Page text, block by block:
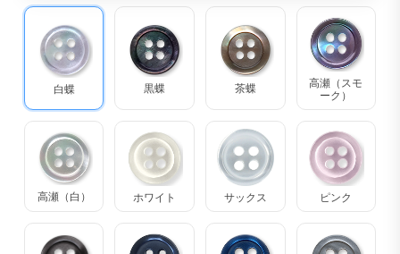
白蝶 黒蝶 茶蝶
高瀬（スモ
ーク）
高瀬（白） ホワイト サックス ピンク